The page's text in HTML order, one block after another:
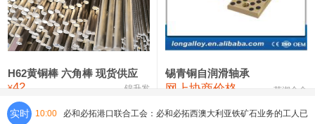
铸造铝合金锭(ZLD104) 24,300—24,500 24,400
压铸锌合金锭 26,500—26,700
氯化镍 38,300—40,300 39,300 0
H62黄铜棒 六角棒 现货供应
¥42 锦升发
锡青铜自润滑轴承
网上协商价格 芜湖合金
实时 10:00